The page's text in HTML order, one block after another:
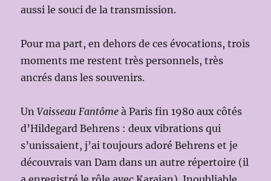
aussi le souci de la transmission.
Pour ma part, en dehors de ces évocations, trois
moments me restent très personnels, très
ancrés dans les souvenirs.
UnVaisseau Fantôme à Paris fin 1980 aux côtés
d’Hildegard Behrens : deux vibrations qui
s’unissaient, j’ai toujours adoré Behrens et je
découvrais van Dam dans un autre répertoire (il